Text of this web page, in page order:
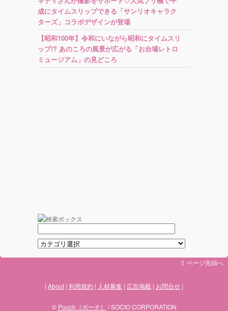
成にタイムスリップできる「サンリオキャラク
ターズ」コラボデザインが登場
【昭和100年】令和にいながら昭和にタイムスリ
ップ!? あのころの風景が広がる「お台場レトロ
ミュージアム」の見どころ
⇪ ページ先頭へ
About 利用規約 人材募集 広告掲載 お問合せ
© Pouch［ポーチ］ / SOCIO CORPORATION